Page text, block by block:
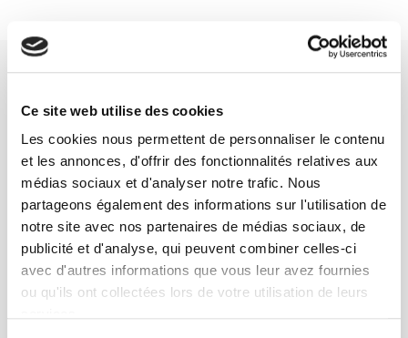
Ce site web utilise des cookies
Les cookies nous permettent de personnaliser le contenu
et les annonces, d'offrir des fonctionnalités relatives aux
médias sociaux et d'analyser notre trafic. Nous
partageons également des informations sur l'utilisation de
notre site avec nos partenaires de médias sociaux, de
publicité et d'analyse, qui peuvent combiner celles-ci
avec d'autres informations que vous leur avez fournies
ou qu'ils ont collectées lors de votre utilisation de leurs
Maison d'édition dédiée aux sciences humaines et sociales, les
Presses de Sciences Po participent depuis leur création en 1976
à la transmission des savoirs et des idéescontinuer
CONTACTS
FOREIGN RIGHTS